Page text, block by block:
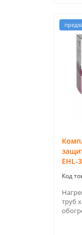
EHL-
труб